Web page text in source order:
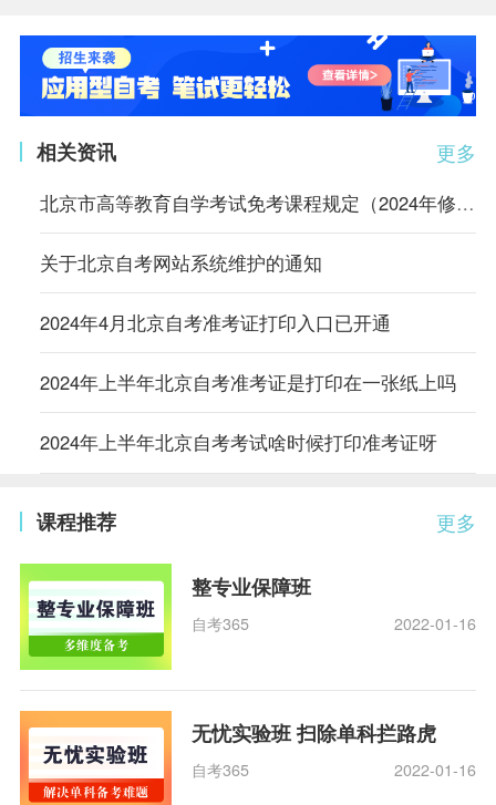
更多
相关资讯
北京市高等教育自学考试免考课程规定（2024年修订）
关于北京自考网站系统维护的通知
2024年4月北京自考准考证打印入口已开通
2024年上半年北京自考准考证是打印在一张纸上吗
2024年上半年北京自考考试啥时候打印准考证呀
更多
课程推荐
整专业保障班
自考365 2022-01-16
无忧实验班 扫除单科拦路虎
自考365 2022-01-16